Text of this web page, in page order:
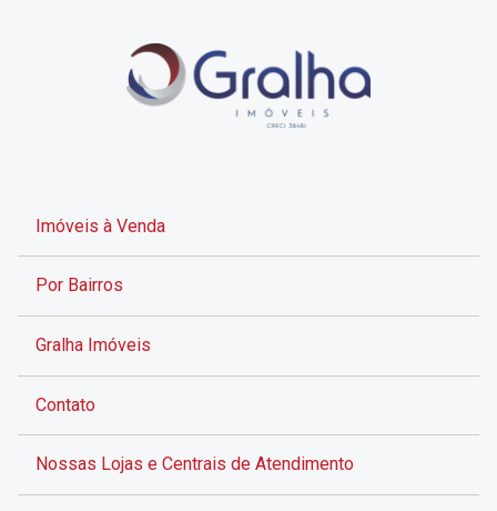
Imóveis à Venda
Por Bairros
Gralha Imóveis
Contato
Nossas Lojas e Centrais de Atendimento